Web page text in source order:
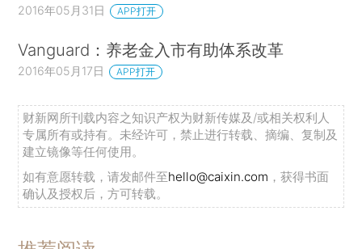
2016年05月31日 APP打开
Vanguard：养老金入市有助体系改革
2016年05月17日 APP打开
财新网所刊载内容之知识产权为财新传媒及/或相关权利人
专属所有或持有。未经许可，禁止进行转载、摘编、复制及
建立镜像等任何使用。
如有意愿转载，请发邮件至hello@caixin.com ，获得书面
确认及授权后，方可转载。